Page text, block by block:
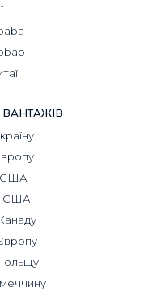
США
США